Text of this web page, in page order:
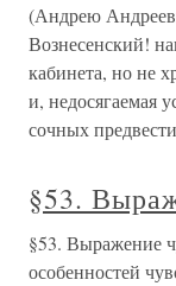
(Андрею
Вознесенский!
кабинета, но не
и, недосягаемая
сочных
§53.
§53. Выражение
особенностей